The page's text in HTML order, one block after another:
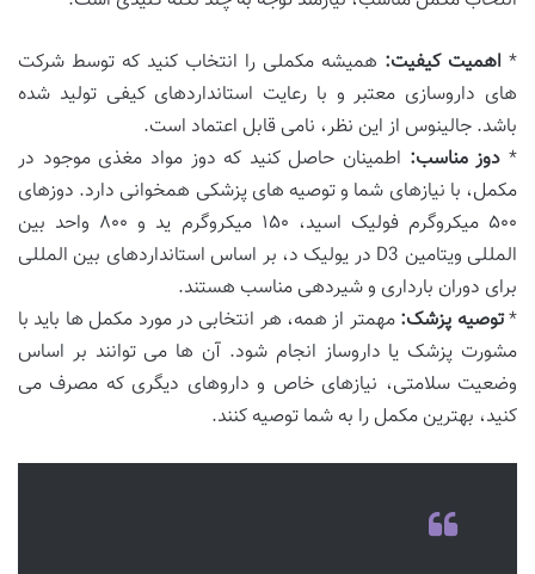
* اهمیت کیفیت: همیشه مکملی را انتخاب کنید که توسط شرکت
های داروسازی معتبر و با رعایت استانداردهای کیفی تولید شده
باشد. جالینوس از این نظر، نامی قابل اعتماد است.
* دوز مناسب: اطمینان حاصل کنید که دوز مواد مغذی موجود در
مکمل، با نیازهای شما و توصیه های پزشکی همخوانی دارد. دوزهای
۵۰۰ میکروگرم فولیک اسید، ۱۵۰ میکروگرم ید و ۸۰۰ واحد بین
المللی ویتامین D3 در یولیک د، بر اساس استانداردهای بین المللی
برای دوران بارداری و شیردهی مناسب هستند.
*توصیه پزشک: مهمتر از همه، هر انتخابی در مورد مکمل ها باید با
مشورت پزشک یا داروساز انجام شود. آن ها می توانند بر اساس
وضعیت سلامتی، نیازهای خاص و داروهای دیگری که مصرف می
کنید، بهترین مکمل را به شما توصیه کنند.